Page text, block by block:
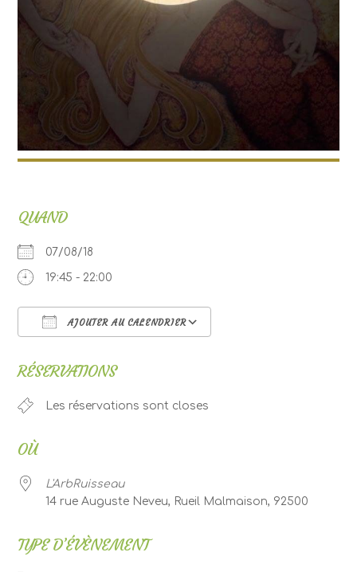
QUAND
07/08/18
19:45 - 22:00
AJOUTER AU CALENDRIER
RÉSERVATIONS
Les réservations sont closes
OÙ
L'ArbRuisseau
14 rue Auguste Neveu, Rueil Malmaison, 92500
TYPE D’ÉVÈNEMENT